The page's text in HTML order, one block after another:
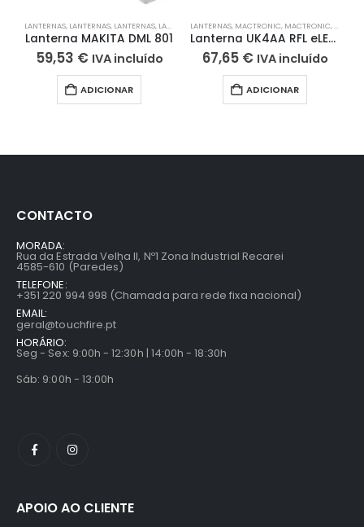
LANTERNAS, LANTERNAS, LANTERNAS, LANTERNAS ,LANTERNAS,LANTERNAS,LANTERNAS,
Lanterna MAKITA DML 801
59,53 € IVA incluído
ADICIONAR
LANTERNAS, MACTRONIC, MACTRONIC,
Lanterna UK4AA RFL eLED EX 0
67,65 € IVA incluído
ADICIONAR
CONTACTO
MORADA:
Rua da Estrada Velha II, Nº1 Zona Industrial Recarei
4585-610 (Paredes)
TELEFONE:
+351 220 994 998 (Chamada para rede fixa nacional)
EMAIL:
geral@touchfire.pt
HORÁRIO:
Seg - Sex: 9:00h - 12:30h | 14:00h - 18:30h
Sáb: 9:00h - 13:00h
APOIO AO CLIENTE